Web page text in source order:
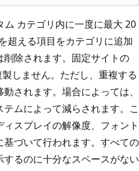
ム カテゴリ内に一度に最大 20
超える項目をカテゴリに追加
除されます。固定サイトの
しません。ただし、重複する
されます。場合によっては、
ムによって減らされます。こ
スプレイの解像度、フォント
づいて行われます。すべての
るのに十分なスペースがない